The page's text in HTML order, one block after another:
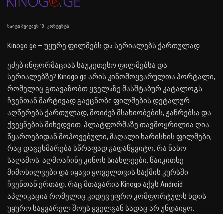
საიტი შეიცავს 18+ კონტენტს
Kinogo.ge — უყურე ფილმებს და სერიალებს ქართულად.
ეძებ ინფორმაციას საუკეთესო ფილმებსა და
სერიალებზე? Kinogo.ge არის კინომოყვარულთა პორტალი,
რომელიც გთავაზობთ ყველაზე მასშტაბურ კატალოგს.
ჩვენთან მარტივად გაეცნობი ფილმების დეტალურ
აღწერებს ქართულად, მოიძებ მსახიობების, ჟანრებსა და
ქვეყნების მიხედვით. პლატფორმაზე თავმოყრილია ღია
წყაროებიდან მოპოვებული, მაღალი ხარისხის ფილმები,
რაც დაგეხმარება სწრაფად გადაწყვიტო, რა ნახო
საღამოს. აღმოაჩინე კინოს სიახლეები, წაიკითხე
მიმოხილვები და იყავი ყოველთვის საქმის კურსში
ჩვენთან ერთად. რაც მთავარია Kinogo აქვს Android
აპლიკაცია რომელიც კიდევ უფრო კომფორტულს ხდის
უყურო საყვარელ შოუს ყველგან სადაც არ უნდაიყო.